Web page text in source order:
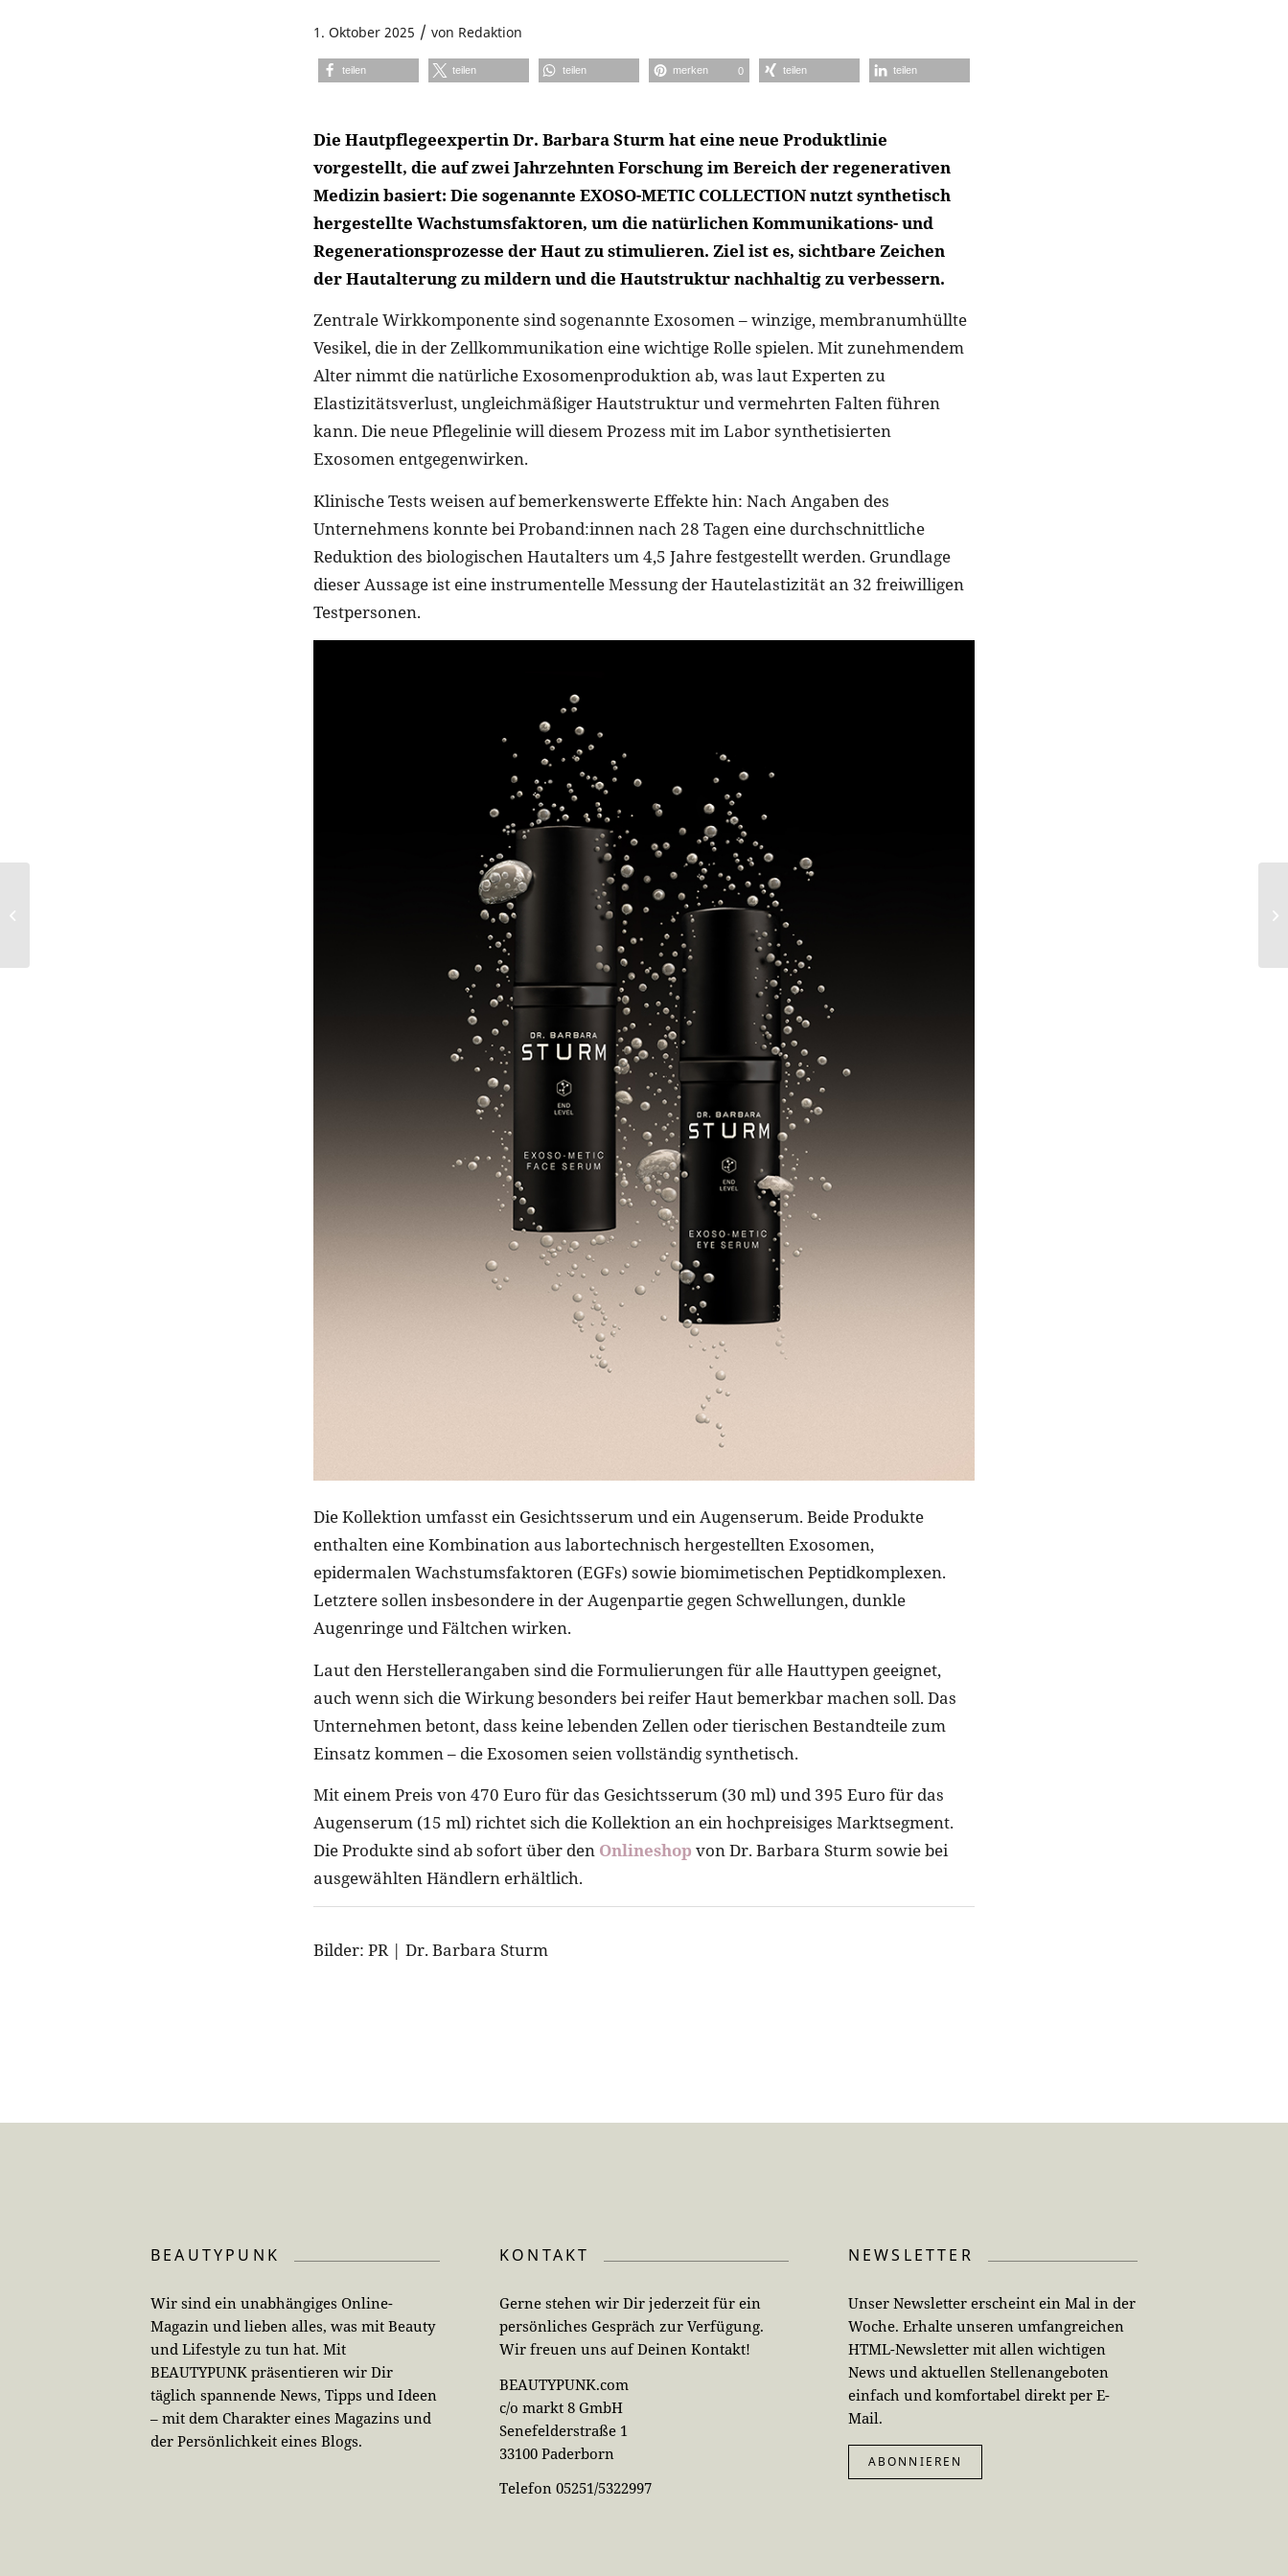
1. Oktober 2025 / von Redaktion
teilen teilen teilen merken 0 teilen teilen
Die Hautpflegeexpertin Dr. Barbara Sturm hat eine neue Produktlinie
vorgestellt, die auf zwei Jahrzehnten Forschung im Bereich der regenerativen
Medizin basiert: Die sogenannte EXOSO-METIC COLLECTION nutzt synthetisch
hergestellte Wachstumsfaktoren, um die natürlichen Kommunikations- und
Regenerationsprozesse der Haut zu stimulieren. Ziel ist es, sichtbare Zeichen
der Hautalterung zu mildern und die Hautstruktur nachhaltig zu verbessern.
Zentrale Wirkkomponente sind sogenannte Exosomen – winzige, membranumhüllte
Vesikel, die in der Zellkommunikation eine wichtige Rolle spielen. Mit zunehmendem
Alter nimmt die natürliche Exosomenproduktion ab, was laut Experten zu
Elastizitätsverlust, ungleichmäßiger Hautstruktur und vermehrten Falten führen
kann. Die neue Pflegelinie will diesem Prozess mit im Labor synthetisierten
Exosomen entgegenwirken.
Klinische Tests weisen auf bemerkenswerte Effekte hin: Nach Angaben des
Unternehmens konnte bei Proband:innen nach 28 Tagen eine durchschnittliche
Reduktion des biologischen Hautalters um 4,5 Jahre festgestellt werden. Grundlage
dieser Aussage ist eine instrumentelle Messung der Hautelastizität an 32 freiwilligen
Testpersonen.
Die Kollektion umfasst ein Gesichtsserum und ein Augenserum. Beide Produkte
enthalten eine Kombination aus labortechnisch hergestellten Exosomen,
epidermalen Wachstumsfaktoren (EGFs) sowie biomimetischen Peptidkomplexen.
Letztere sollen insbesondere in der Augenpartie gegen Schwellungen, dunkle
Augenringe und Fältchen wirken.
Laut den Herstellerangaben sind die Formulierungen für alle Hauttypen geeignet,
auch wenn sich die Wirkung besonders bei reifer Haut bemerkbar machen soll. Das
Unternehmen betont, dass keine lebenden Zellen oder tierischen Bestandteile zum
Einsatz kommen – die Exosomen seien vollständig synthetisch.
Mit einem Preis von 470 Euro für das Gesichtsserum (30 ml) und 395 Euro für das
Augenserum (15 ml) richtet sich die Kollektion an ein hochpreisiges Marktsegment.
Die Produkte sind ab sofort über den Onlineshop von Dr. Barbara Sturm sowie bei
ausgewählten Händlern erhältlich.
Bilder: PR | Dr. Barbara Sturm
BEAUTYPUNK
Wir sind ein unabhängiges Online-
Magazin und lieben alles, was mit Beauty
und Lifestyle zu tun hat. Mit
BEAUTYPUNK präsentieren wir Dir
täglich spannende News, Tipps und Ideen
– mit dem Charakter eines Magazins und
der Persönlichkeit eines Blogs.
KONTAKT
Gerne stehen wir Dir jederzeit für ein
persönliches Gespräch zur Verfügung.
Wir freuen uns auf Deinen Kontakt!
BEAUTYPUNK.com
c/o markt 8 GmbH
Senefelderstraße 1
33100 Paderborn
Telefon 05251/5322997
NEWSLETTER
Unser Newsletter erscheint ein Mal in der
Woche. Erhalte unseren umfangreichen
HTML-Newsletter mit allen wichtigen
News und aktuellen Stellenangeboten
einfach und komfortabel direkt per E-
Mail.
ABONNIEREN